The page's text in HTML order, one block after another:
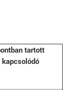
tartott
kapcsolódó